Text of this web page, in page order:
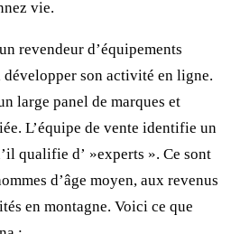
vie.
revendeur d’équipements
son activité en ligne.
large panel de marques et
L’équipe de vente identifie un
qualifie d’ »experts ». Ce sont
d’âge moyen, aux revenus
en montagne. Voici ce que